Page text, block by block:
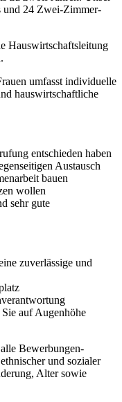
und 24 Zwei-Zimmer-
Hauswirtschaftsleitung
umfasst individuelle
hauswirtschaftliche
entschieden haben
Austausch
bauen
wollen
sehr gute
zuverlässige und
auf Augenhöhe
Bewerbungen-
und sozialer
Alter sowie